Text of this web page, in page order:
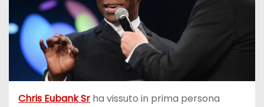
Chris Eubank Sr ha vissuto in prima persona